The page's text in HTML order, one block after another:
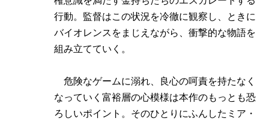
行動。監督はこの状況を冷徹に観察し、ときに
バイオレンスをまじえながら、衝撃的な物語を
組み立てていく。
危険なゲームに溺れ、良心の呵責を持たなく
なっていく富裕層の心模様は本作のもっとも恐
ろしいポイント。そのひとりにふんしたミア・